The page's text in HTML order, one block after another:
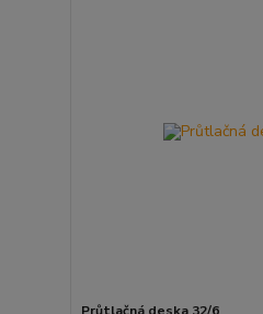
Průtlačná deska 32/6